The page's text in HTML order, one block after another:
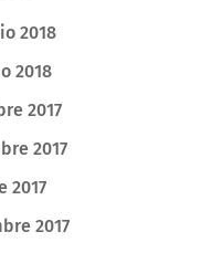
2018
2018
2017
2017
2017
2017